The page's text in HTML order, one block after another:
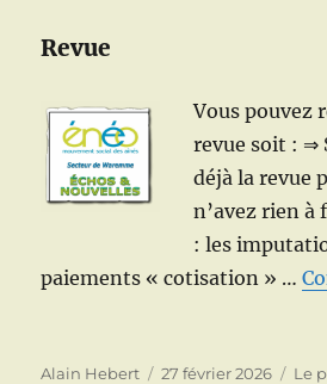
Revue
Vous pouvez
revue soit : ⇒
déjà la revue
n’avez rien à
: les
paiements « cotisation » …
Auteur
Alain Hebert
Publié
27 février 2026 Le